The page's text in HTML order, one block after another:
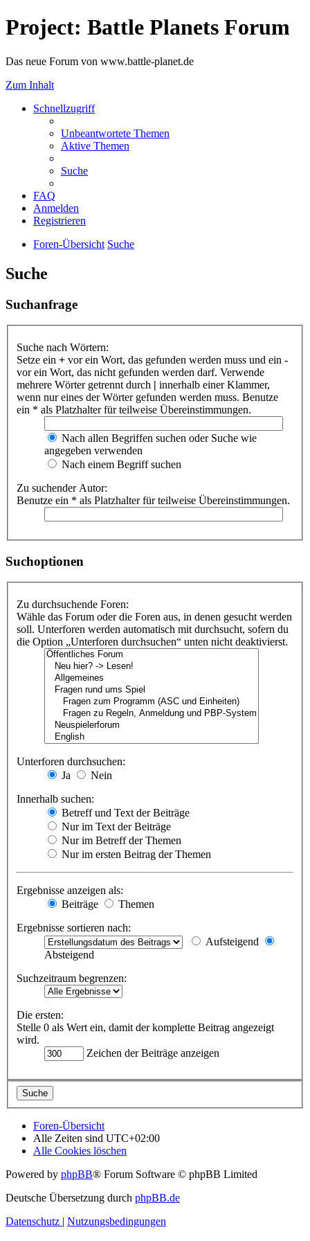
Project: Battle Planets Forum
Das neue Forum von www.battle-planet.de
Zum Inhalt
Schnellzugriff
Unbeantwortete Themen
Aktive Themen
Suche
FAQ
Anmelden
Registrieren
Foren-Übersicht Suche
Suche
Suchanfrage
Suche nach Wörtern:
Setze ein + vor ein Wort, das gefunden werden muss und ein -
vor ein Wort, das nicht gefunden werden darf. Verwende
mehrere Wörter getrennt durch | innerhalb einer Klammer,
wenn nur eines der Wörter gefunden werden muss. Benutze
ein * als Platzhalter für teilweise Übereinstimmungen.
Nach allen Begriffen suchen oder Suche wie
angegeben verwenden
Nach einem Begriff suchen
Zu suchender Autor:
Benutze ein * als Platzhalter für teilweise Übereinstimmungen.
Suchoptionen
Zu durchsuchende Foren:
Wähle das Forum oder die Foren aus, in denen gesucht werden
soll. Unterforen werden automatisch mit durchsucht, sofern du
die Option „Unterforen durchsuchen“ unten nicht deaktivierst.
Unterforen durchsuchen:
Ja
Nein
Innerhalb suchen:
Betreff und Text der Beiträge
Nur im Text der Beiträge
Nur im Betreff der Themen
Nur im ersten Beitrag der Themen
Ergebnisse anzeigen als:
Beiträge
Themen
Ergebnisse sortieren nach:
Aufsteigend
Absteigend
Suchzeitraum begrenzen:
Die ersten:
Stelle 0 als Wert ein, damit der komplette Beitrag angezeigt
wird.
Zeichen der Beiträge anzeigen
Foren-Übersicht
Alle Zeiten sind UTC+02:00
Alle Cookies löschen
Powered by phpBB® Forum Software © phpBB Limited
Deutsche Übersetzung durch phpBB.de
Datenschutz | Nutzungsbedingungen